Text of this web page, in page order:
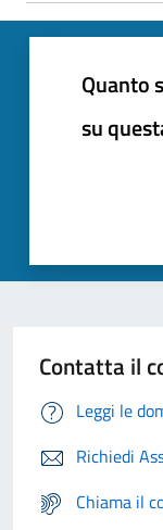
Quanto
su
Contatta il
Leggi le
Richiedi
Chiama il